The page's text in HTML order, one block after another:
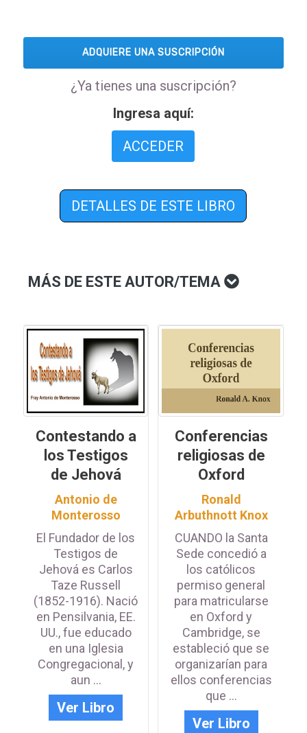
ADQUIERE UNA SUSCRIPCIÓN
¿Ya tienes una suscripción?
Ingresa aquí:
ACCEDER
DETALLES DE ESTE LIBRO
MÁS DE ESTE AUTOR/TEMA
Contestando a
los Testigos
de Jehová
Antonio de
Monterosso
El Fundador de los
Testigos de
Jehová es Carlos
Taze Russell
(1852-1916). Nació
en Pensilvania, EE.
UU., fue educado
en una Iglesia
Congregacional, y
aun ...
Ver Libro
Conferencias
religiosas de
Oxford
Ronald
Arbuthnott Knox
CUANDO la Santa
Sede concedió a
los católicos
permiso general
para matricularse
en Oxford y
Cambridge, se
estableció que se
organizarían para
ellos conferencias
que ...
Ver Libro